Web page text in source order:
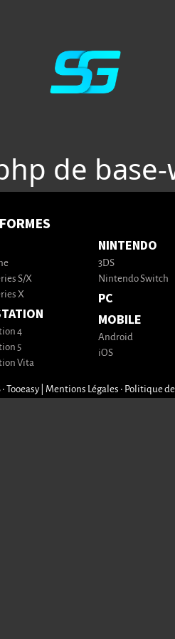
de
S/X
X
4
5
Vita
NINTENDO
3DS
Nintendo Switch
PC
MOBILE
Android
iOS
Tooeasy Mentions Légales • Politique